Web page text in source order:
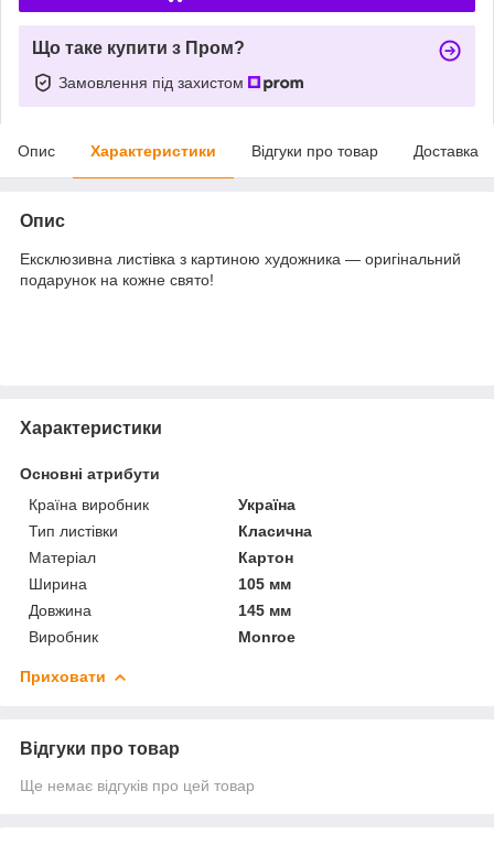
Що таке купити з Пром?
Замовлення під захистом
Опис Характеристики Відгуки про товар Доставка
Опис
Ексклюзивна листівка з картиною художника — оригінальний
подарунок на кожне свято!
Характеристики
Основні атрибути
Країна виробник
Україна
Тип листівки
Класична
Матеріал
Картон
Ширина
105 мм
Довжина
145 мм
Виробник
Monroe
Приховати
Відгуки про товар
Ще немає відгуків про цей товар